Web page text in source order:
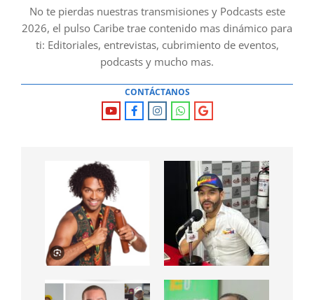
No te pierdas nuestras transmisiones y Podcasts este
2026, el pulso Caribe trae contenido mas dinámico para
ti: Editoriales, entrevistas, cubrimiento de eventos,
podcasts y mucho mas.
CONTÁCTANOS